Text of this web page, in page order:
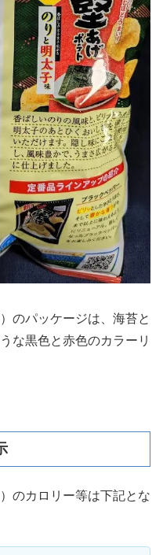
のパッケージは、海苔と
な黒色と赤色のカラーリ
のカロリー等は下記とな